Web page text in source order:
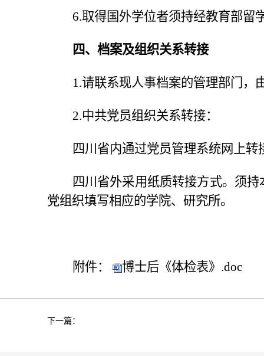
6.取得国外学位者须持经教育部留
四、档案及组织关系转接
1.请联系现人事档案的管理部门，
2.中共党员组织关系转接：
四川省内通过党员管理系统网上
四川省外采用纸质转接方式。须
党组织填写相应的学院、研究所。
附件： 博士后《体检表》.doc
下一篇：